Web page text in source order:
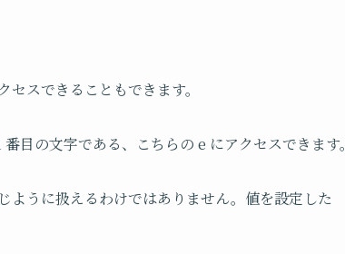
スできることもできます。
の文字である、こちらの e にアクセスできます。
ように扱えるわけではありません。値を設定した